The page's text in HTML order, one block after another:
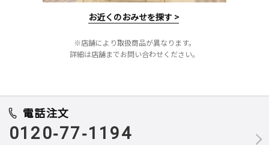
お近くのおみせを探す >
※店舗により取扱商品が異なります。
詳細は店舗までお問い合わせください。
電話注文
0120-77-1194